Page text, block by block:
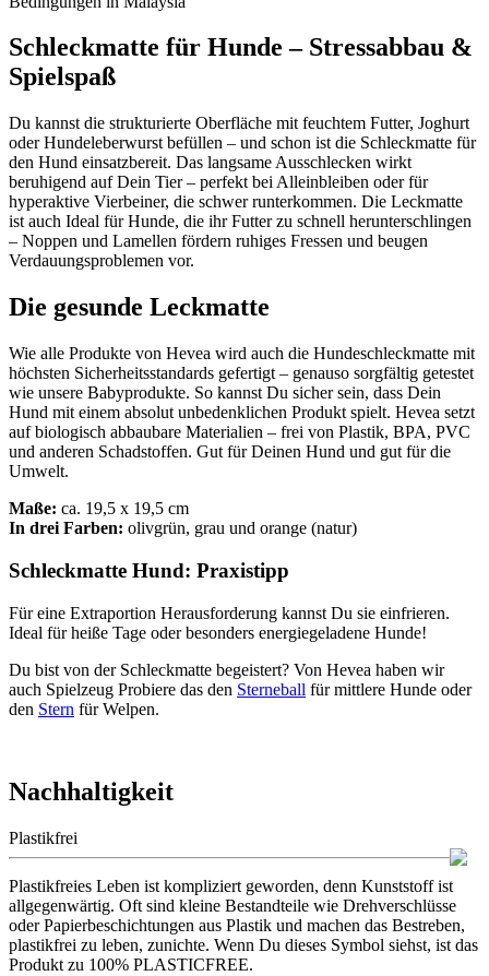
Schleckmatte für Hunde – Stressabbau &
Spielspaß
Du kannst die strukturierte Oberfläche mit feuchtem Futter, Joghurt
oder Hundeleberwurst befüllen – und schon ist die Schleckmatte für
den Hund einsatzbereit. Das langsame Ausschlecken wirkt
beruhigend auf Dein Tier – perfekt bei Alleinbleiben oder für
hyperaktive Vierbeiner, die schwer runterkommen. Die Leckmatte
ist auch Ideal für Hunde, die ihr Futter zu schnell herunterschlingen
– Noppen und Lamellen fördern ruhiges Fressen und beugen
Verdauungsproblemen vor.
Die gesunde Leckmatte
Wie alle Produkte von Hevea wird auch die Hundeschleckmatte mit
höchsten Sicherheitsstandards gefertigt – genauso sorgfältig getestet
wie unsere Babyprodukte. So kannst Du sicher sein, dass Dein
Hund mit einem absolut unbedenklichen Produkt spielt. Hevea setzt
auf biologisch abbaubare Materialien – frei von Plastik, BPA, PVC
und anderen Schadstoffen. Gut für Deinen Hund und gut für die
Umwelt.
Maße: ca. 19,5 x 19,5 cm
In drei Farben: olivgrün, grau und orange (natur)
Schleckmatte Hund: Praxistipp
Für eine Extraportion Herausforderung kannst Du sie einfrieren.
Ideal für heiße Tage oder besonders energiegeladene Hunde!
Du bist von der Schleckmatte begeistert? Von Hevea haben wir
auch Spielzeug Probiere das den Sterneball für mittlere Hunde oder
den Stern für Welpen.
Nachhaltigkeit
Plastikfrei
Plastikfreies Leben ist kompliziert geworden, denn Kunststoff ist
allgegenwärtig. Oft sind kleine Bestandteile wie Drehverschlüsse
oder Papierbeschichtungen aus Plastik und machen das Bestreben,
plastikfrei zu leben, zunichte. Wenn Du dieses Symbol siehst, ist das
Produkt zu 100% PLASTICFREE.